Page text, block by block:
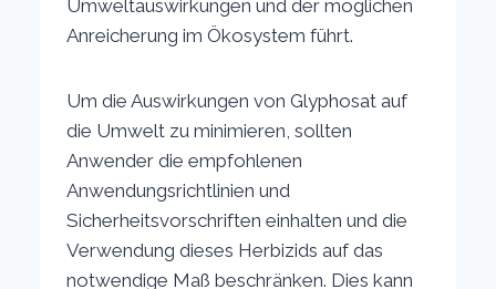
Umweltauswirkungen und der möglichen
Anreicherung im Ökosystem führt.
Um die Auswirkungen von Glyphosat auf
die Umwelt zu minimieren, sollten
Anwender die empfohlenen
Anwendungsrichtlinien und
Sicherheitsvorschriften einhalten und die
Verwendung dieses Herbizids auf das
notwendige Maß beschränken. Dies kann